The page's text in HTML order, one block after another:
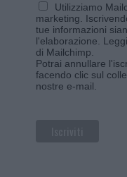
Utilizziamo
marketing.
tue informazioni
l'elaborazione.
di Mailchimp
Potrai annullare
facendo clic sul
nostre e-mail.